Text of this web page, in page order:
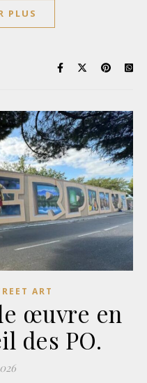
PLUS
ART
œuvre en
des PO.